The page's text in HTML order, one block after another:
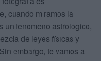
cuando miramos la
un fenómeno astrológico,
de leyes físicas y
embargo, te vamos a